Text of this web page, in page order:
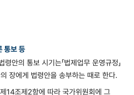
통보 등
안의 통보 시기는「법제업무 운영규정」
장에게 법령안을 송부하는 때로 한다.
14조제2항에 따라 국가위원회에 그